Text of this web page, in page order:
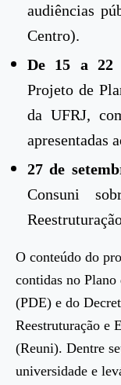
audiências
Centro).
De 15 a 22
Projeto de
da UFRJ,
apresentadas
27 de
Consuni
O conteúdo do
contidas no
(PDE) e do
Reestruturação e
(Reuni). Dentre
universidade e